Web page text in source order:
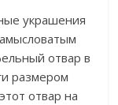
украшения
отвар в
размером
отвар на